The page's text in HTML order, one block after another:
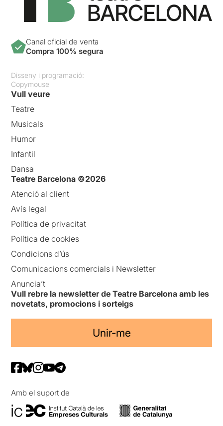
Canal oficial de venta
Compra 100% segura
Disseny i programació:
Copymouse
Vull veure
Teatre
Musicals
Humor
Infantil
Dansa
Teatre Barcelona ©2026
Atenció al client
Avís legal
Política de privacitat
Política de cookies
Condicions d’ús
Comunicacions comercials i Newsletter
Anuncia’t
Vull rebre la newsletter de Teatre Barcelona amb les
novetats, promocions i sorteigs
Unir-me
Amb el suport de